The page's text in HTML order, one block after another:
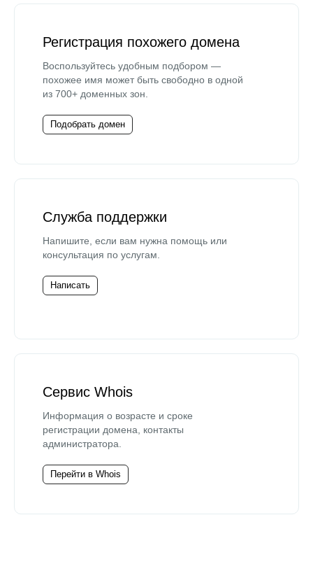
Регистрация похожего домена
Воспользуйтесь удобным подбором —
похожее имя может быть свободно в одной
из 700+ доменных зон.
Подобрать домен
Служба поддержки
Напишите, если вам нужна помощь или
консультация по услугам.
Написать
Сервис Whois
Информация о возрасте и сроке
регистрации домена, контакты
администратора.
Перейти в Whois